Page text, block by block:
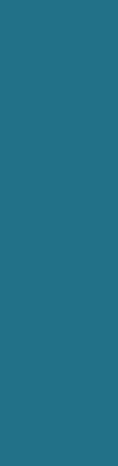
massa de
serviços a
devido à
à empresa, à
no
povo usufruir
nas
criados
usa
afirmar
e
da
as demais
atenta